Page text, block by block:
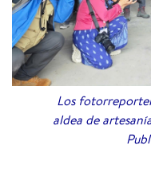
Los
aldea de